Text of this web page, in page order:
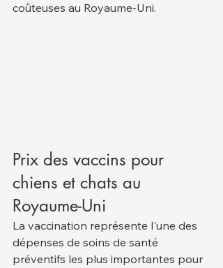
coûteuses au Royaume-Uni.
Prix des vaccins pour
chiens et chats au
Royaume-Uni
La vaccination représente l'une des
dépenses de soins de santé
préventifs les plus importantes pour